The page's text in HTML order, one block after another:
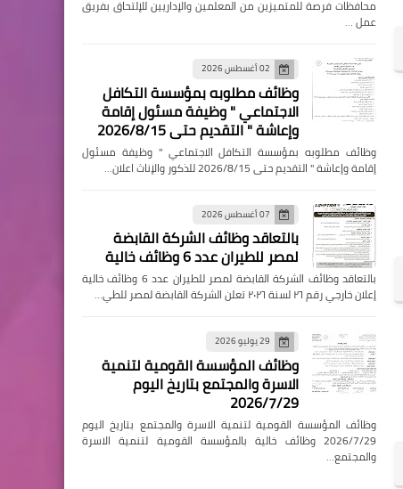
محافظات فرصة للمتميزين من المعلمين والإداريين للإلتحاق بفريق
عمل …
02 أغسطس 2026
وظائف مطلوبه بمؤسسة التكافل
الاجتماعي " وظيفة مسئول إقامة
وإعاشة " التقديم حتى 2026/8/15
وظائف مطلوبه بمؤسسة التكافل الاجتماعي " وظيفة مسئول
إقامة وإعاشة " التقديم حتى 2026/8/15 للذكور والإناث اعلان…
07 أغسطس 2026
بالتعاقد وظائف الشركة القابضة
لمصر للطيران عدد 6 وظائف خالية
بالتعاقد وظائف الشركة القابضة لمصر للطيران عدد 6 وظائف خالية
إعلان خارجي رقم ٢٦ لسنة ٢٠٢٦ تعلن الشركة القابضة لمصر للطي…
29 يوليو 2026
وظائف المؤسسة القومية لتنمية
الاسرة والمجتمع بتاريخ اليوم
2026/7/29
وظائف المؤسسة القومية لتنمية الاسرة والمجتمع بتاريخ اليوم
2026/7/29 وظائف خالية بالمؤسسة القومية لتنمية الاسرة
والمجتمع…